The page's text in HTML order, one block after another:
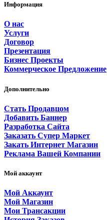
Информация
О нас
Услуги
Договор
Презентация
Бизнес Проекты
Коммерческое Предложение
Дополнительно
Стать Продавцом
Добавить Баннер
Разработка Сайта
Заказать Супер Маркет
Закать Интернет Магазин
Реклама Вашей Компании
Мой аккаунт
Мой Аккаунт
Мой Магазин
Мои Трансакции